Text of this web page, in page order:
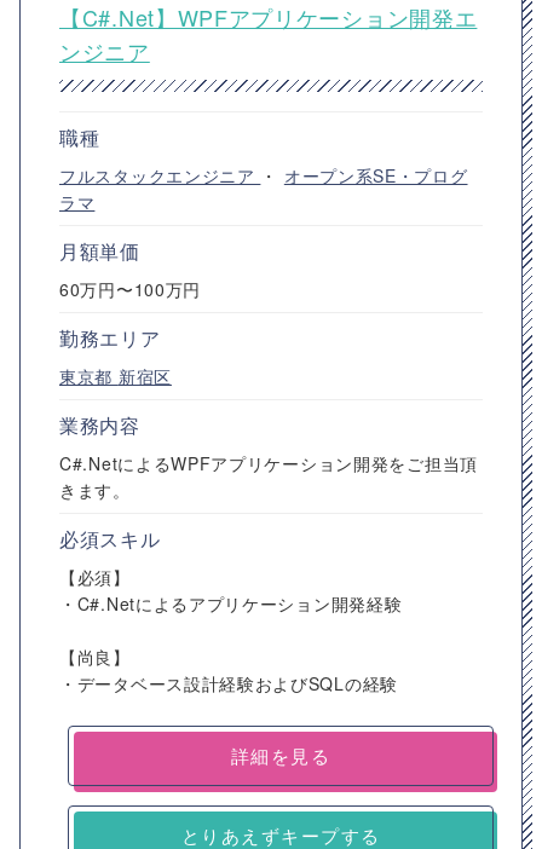
【C#.Net】WPFアプリケーション開発エ
ンジニア
職種
フルスタックエンジニア ・ オープン系SE・プログ
ラマ
月額単価
60万円〜100万円
勤務エリア
東京都 新宿区
業務内容
C#.NetによるWPFアプリケーション開発をご担当頂
きます。
必須スキル
【必須】
・C#.Netによるアプリケーション開発経験
【尚良】
・データベース設計経験およびSQLの経験
詳細を見る
とりあえずキープする